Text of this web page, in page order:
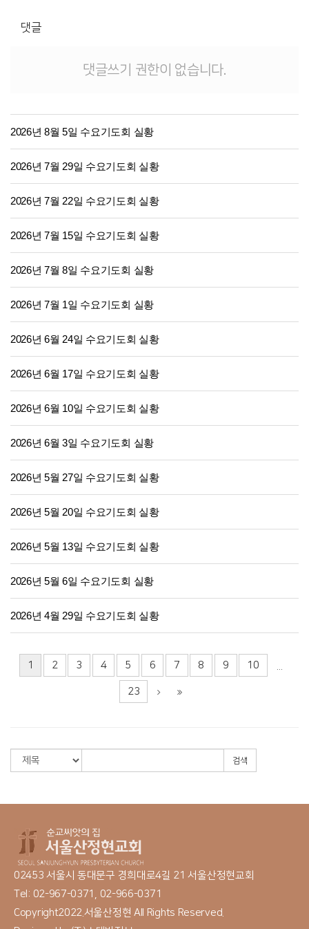
댓글
댓글쓰기 권한이 없습니다.
2026년 8월 5일 수요기도회 실황
2026년 7월 29일 수요기도회 실황
2026년 7월 22일 수요기도회 실황
2026년 7월 15일 수요기도회 실황
2026년 7월 8일 수요기도회 실황
2026년 7월 1일 수요기도회 실황
2026년 6월 24일 수요기도회 실황
2026년 6월 17일 수요기도회 실황
2026년 6월 10일 수요기도회 실황
2026년 6월 3일 수요기도회 실황
2026년 5월 27일 수요기도회 실황
2026년 5월 20일 수요기도회 실황
2026년 5월 13일 수요기도회 실황
2026년 5월 6일 수요기도회 실황
2026년 4월 29일 수요기도회 실황
1 2 3 4 5 6 7 8 9 10
23
검색
02453 서울시 동대문구 경희대로4길 21 서울산정현교회
Tel: 02-967-0371, 02-966-0371
Copyright2022.서울산정현 All Rights Reserved.